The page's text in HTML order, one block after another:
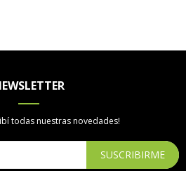
todas nuestras novedades!
SUSCRIBIRME